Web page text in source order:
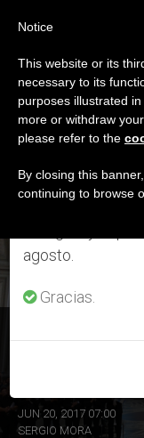
ÚLTIMAS
congreso
JUN 20, 2017 07:00
SERGIO MORA
Aviso
Del 27 de
anual,
se generan
agosto.
Gracias.
Notice
This website or its
necessary to its
purposes illustrated
more or withdraw
please refer to the
By closing this
continuing to browse